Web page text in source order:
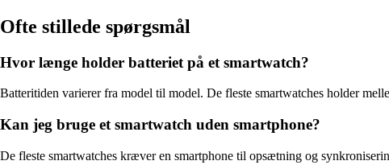
Ofte stillede spørgsmål
Hvor længe holder batteriet på et smartwatch?
Batteritiden varierer fra model til model. De fleste smartwatches holder
Kan jeg bruge et smartwatch uden smartphone?
De fleste smartwatches kræver en smartphone til opsætning og